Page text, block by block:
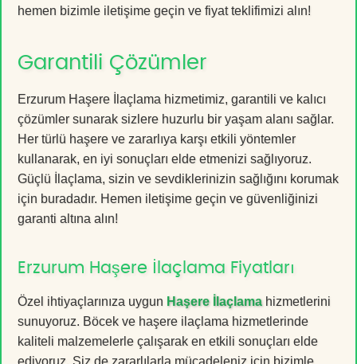
hemen bizimle iletişime geçin ve fiyat teklifimizi alın!
Garantili Çözümler
Erzurum Haşere İlaçlama hizmetimiz, garantili ve kalıcı
çözümler sunarak sizlere huzurlu bir yaşam alanı sağlar.
Her türlü haşere ve zararlıya karşı etkili yöntemler
kullanarak, en iyi sonuçları elde etmenizi sağlıyoruz.
Güçlü İlaçlama, sizin ve sevdiklerinizin sağlığını korumak
için buradadır. Hemen iletişime geçin ve güvenliğinizi
garanti altına alın!
Erzurum Haşere İlaçlama Fiyatları
Özel ihtiyaçlarınıza uygun Haşere İlaçlamahizmetlerini
sunuyoruz. Böcek ve haşere ilaçlama hizmetlerinde
kaliteli malzemelerle çalışarak en etkili sonuçları elde
ediyoruz. Siz de zararlılarla mücadeleniz için bizimle